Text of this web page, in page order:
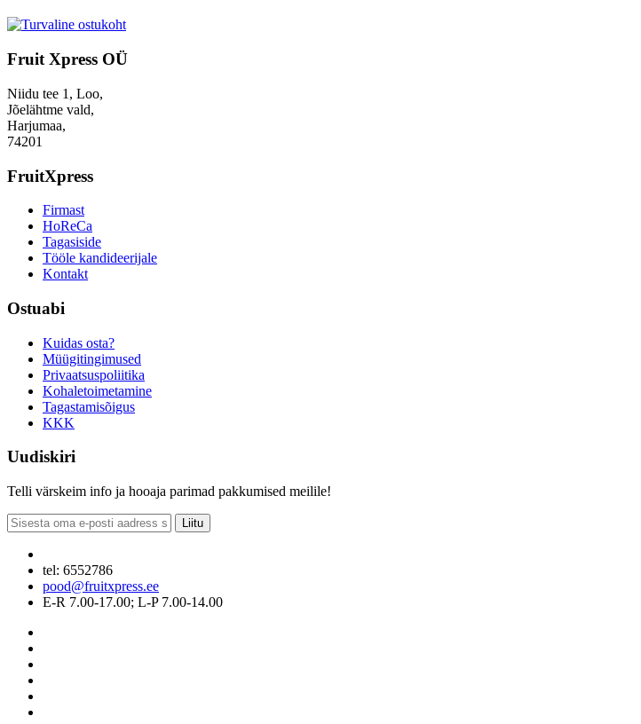
Fruit Xpress OÜ
Niidu tee 1, Loo,
Jõelähtme vald,
Harjumaa,
74201
FruitXpress
Firmast
HoReCa
Tagasiside
Tööle kandideerijale
Kontakt
Ostuabi
Kuidas osta?
Müügitingimused
Privaatsuspoliitika
Kohaletoimetamine
Tagastamisõigus
KKK
Uudiskiri
Telli värskeim info ja hooaja parimad pakkumised meilile!
Liitu
tel: 6552786
pood@fruitxpress.ee
E-R 7.00-17.00; L-P 7.00-14.00